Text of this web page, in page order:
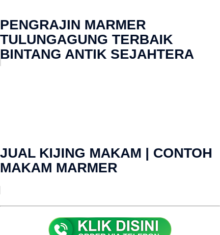
PENGRAJIN MARMER
TULUNGAGUNG TERBAIK
BINTANG ANTIK SEJAHTERA
JUAL KIJING MAKAM | CONTOH
MAKAM MARMER